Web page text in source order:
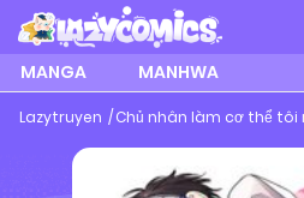
MANGA MANHWA
Lazytruyen Chủ nhân làm cơ thể